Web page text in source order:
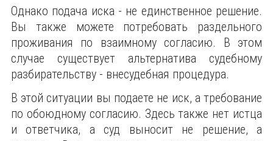
Однако подача иска - не единственное решение.
Вы также можете потребовать раздельного
проживания по взаимному согласию. В этом
случае существует альтернатива судебному
разбирательству - внесудебная процедура.
В этой ситуации вы подаете не иск, а требование
по обоюдному согласию. Здесь также нет истца
и ответчика, а суд выносит не решение, а